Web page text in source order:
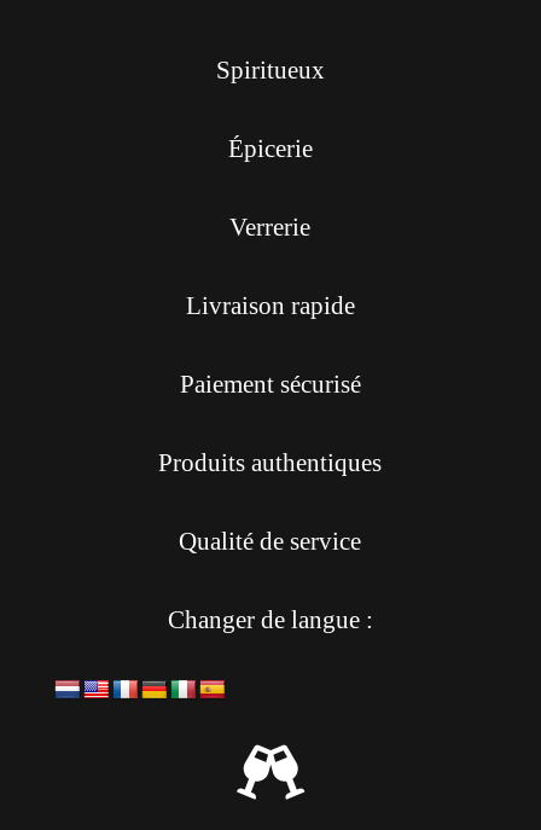
Spiritueux
Épicerie
Verrerie
Livraison rapide
Paiement sécurisé
Produits authentiques
Qualité de service
Changer de langue :
